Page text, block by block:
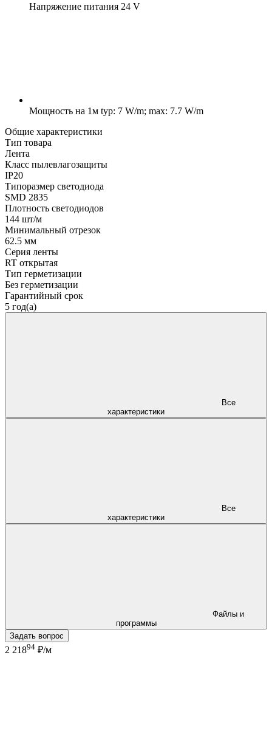
Напряжение питания 24 V
Мощность на 1м typ: 7 W/m; max: 7.7 W/m
Общие характеристики
Тип товара
Лента
Класс пылевлагозащиты
IP20
Типоразмер светодиода
SMD 2835
Плотность светодиодов
144 шт/м
Минимальный отрезок
62.5 мм
Серия ленты
RT открытая
Тип герметизации
Без герметизации
Гарантийный срок
5 год(а)
характеристики
характеристики
программы
Задать вопрос
2 21894 ₽/м